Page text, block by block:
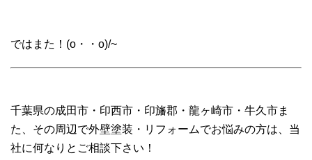
ではまた！(o・・o)/~
千葉県の成田市・印西市・印旛郡・龍ヶ崎市・牛久市ま
た、その周辺で外壁塗装・リフォームでお悩みの方は、当
社に何なりとご相談下さい！